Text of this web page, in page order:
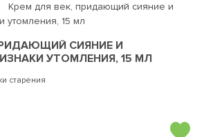
Крем для век, придающий сияние и
утомления, 15 мл
СИЯНИЕ И
УТОМЛЕНИЯ, 15 МЛ
старения